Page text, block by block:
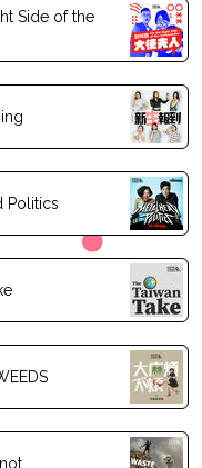
Side of the
Politics